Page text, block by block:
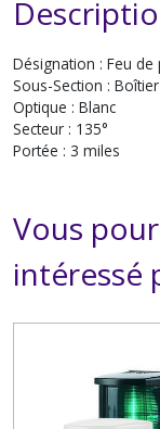
Désignation : Feu de
Sous-Section :
Optique : Blanc
Secteur : 135°
Portée : 3 miles
Vous
intéressé